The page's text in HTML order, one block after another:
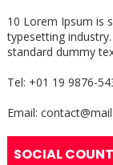
10 Lorem Ipsum is
typesetting
standard dummy
Tel: +01 19 9876-
Email:
SOCIAL